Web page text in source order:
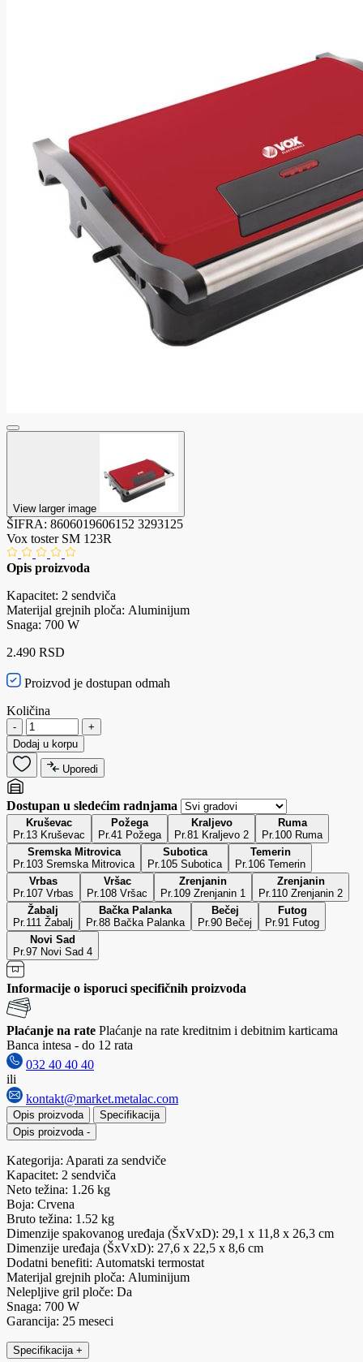
View larger image
ŠIFRA: 8606019606152 3293125
Vox toster SM 123R
Opis proizvoda
Kapacitet: 2 sendviča
Materijal grejnih ploča: Aluminijum
Snaga: 700 W
2.490 RSD
Proizvod je dostupan odmah
Količina
-
+
Dodaj u korpu
Uporedi
Dostupan u sledećim radnjama
Kruševac
Pr.13 Kruševac
Požega
Pr.41 Požega
Kraljevo
Pr.81 Kraljevo 2
Ruma
Pr.100 Ruma
Sremska Mitrovica
Pr.103 Sremska Mitrovica
Subotica
Pr.105 Subotica
Temerin
Pr.106 Temerin
Vrbas
Pr.107 Vrbas
Vršac
Pr.108 Vršac
Zrenjanin
Pr.109 Zrenjanin 1
Zrenjanin
Pr.110 Zrenjanin 2
Žabalj
Pr.111 Žabalj
Bačka Palanka
Pr.88 Bačka Palanka
Bečej
Pr.90 Bečej
Futog
Pr.91 Futog
Novi Sad
Pr.97 Novi Sad 4
Informacije o isporuci specifičnih proizvoda
Plaćanje na rate Plaćanje na rate kreditnim i debitnim karticama
Banca intesa - do 12 rata
032 40 40 40
ili
kontakt@market.metalac.com
Opis proizvoda
Specifikacija
Opis proizvoda -
Kategorija: Aparati za sendviče
Kapacitet: 2 sendviča
Neto težina: 1.26 kg
Boja: Crvena
Bruto težina: 1.52 kg
Dimenzije spakovanog uređaja (ŠxVxD): 29,1 x 11,8 x 26,3 cm
Dimenzije uređaja (ŠxVxD): 27,6 x 22,5 x 8,6 cm
Dodatni benefiti: Automatski termostat
Materijal grejnih ploča: Aluminijum
Nelepljive gril ploče: Da
Snaga: 700 W
Garancija: 25 meseci
Specifikacija +